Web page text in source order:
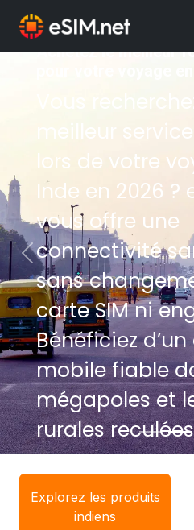
Achetez le meilleur
Vous
meilleur
lors de votre
Inde en 2026 ?
vous offre une
connectivité
sans
carte SIM ni
Bénéficiez
mobile fiable
mégapoles et
rurales reculées
Previous
Explorez les produits
indiens